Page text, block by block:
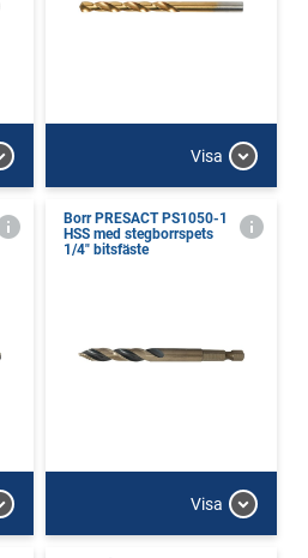
Visa
Borr PRESACT PS1050-1
HSS med stegborrspets
1/4" bitsfäste
Visa